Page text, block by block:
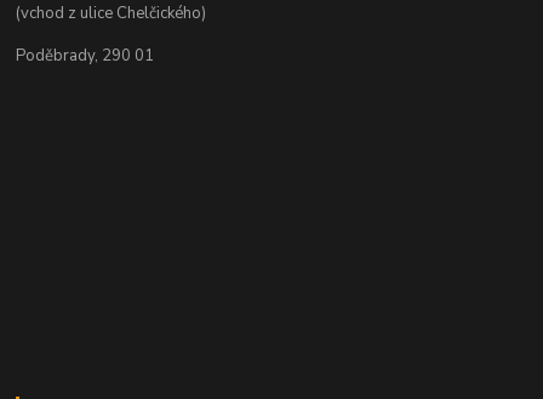
(vchod z ulice Chelčického)
Poděbrady, 290 01